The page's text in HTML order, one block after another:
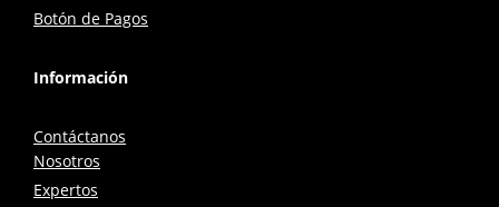
Botón de Pagos
Información
Contáctanos
Nosotros
Expertos